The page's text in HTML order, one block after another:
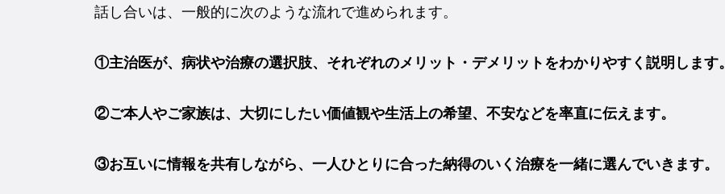
話し合いは、一般的に次のような流れで進められます。
①主治医が、病状や治療の選択肢、それぞれのメリット・デメリットをわかりやすく説明します。
②ご本人やご家族は、大切にしたい価値観や生活上の希望、不安などを率直に伝えます。
③お互いに情報を共有しながら、一人ひとりに合った納得のいく治療を一緒に選んでいきます。